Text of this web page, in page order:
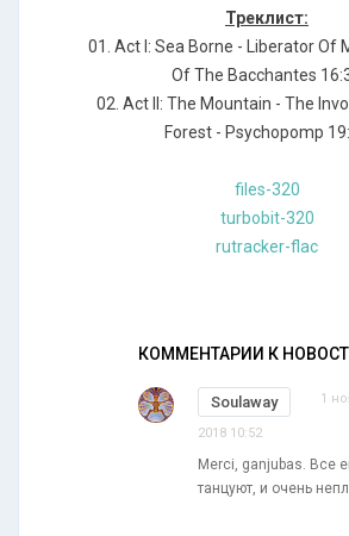
Треклист:
01. Act I: Sea Borne - Liberator Of
Of The Bacchantes
02. Act II: The Mountain - The
Forest - Psychopomp
files-320
turbobit-320
rutracker-flac
КОММЕНТАРИИ К
Soulaway 1
2018 10:52
Merci, ganjubas. Все
танцуют, и очень